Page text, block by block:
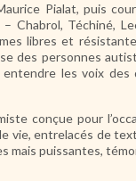
Pialat, puis
Chabrol, Téchiné,
libres et
des personnes
les voix
conçue pour
vie, entrelacés de
mais puissantes,